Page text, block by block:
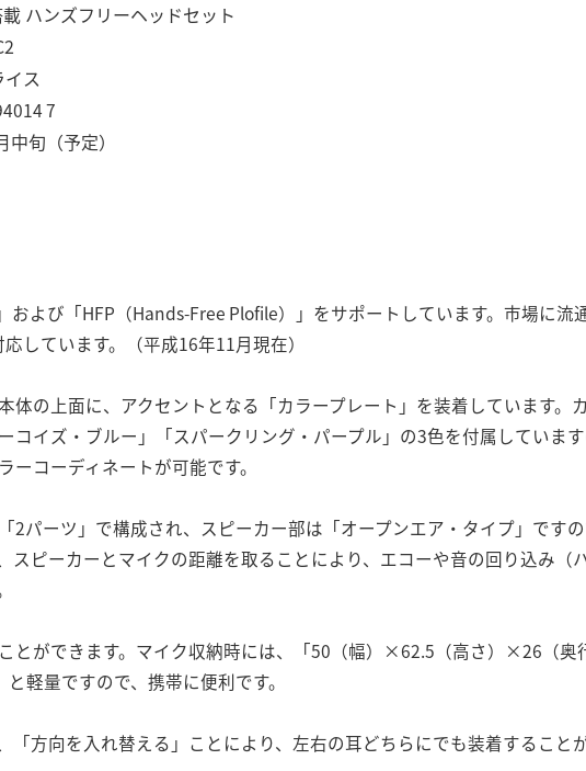
ンズフリーヘッドセット
ス
7
（予定）
および「HFP（Hands-Free Plofile）」をサポートしています。市場に流
しています。（平成16年11月現在）
体の上面に、アクセントとなる「カラープレート」を装着しています。
コイズ・ブルー」「スパークリング・パープル」の3色を付属していま
コーディネートが可能です。
2パーツ」で構成され、スピーカー部は「オープンエア・タイプ」です
スピーカーとマイクの距離を取ることにより、エコーや音の回り込み（
とができます。マイク収納時には、「50（幅）×62.5（高さ）×26（奥
軽量ですので、携帯に便利です。
「方向を入れ替える」ことにより、左右の耳どちらにでも装着することが